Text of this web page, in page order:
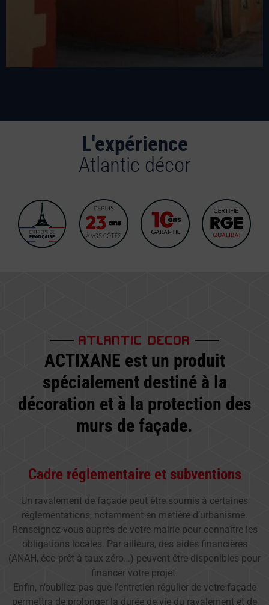
L'expérience
Atlantic décor
ATLANTIC DECOR
ACTIXANE est un produit
spécialement destiné à la
décoration et à la protection des
murs de façade.
Cadre réglementaire et subventions
Un ravalement de façade peut être soumis à certaines
réglementations, notamment en matière d’urbanisme.
Renseignez-vous auprès de votre mairie pour connaître les
obligations locales. Par ailleurs, des aides financières
(ANAH, éco-prêt à taux zéro…) peuvent être disponibles pour
financer votre projet.
Enfin, n’oubliez pas que l’entretien régulier de votre façade
permettra de prolonger la durée de vie du ravalement et de